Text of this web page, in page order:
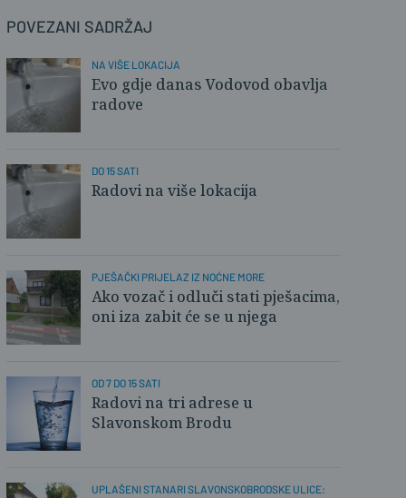
POVEZANI SADRŽAJ
NA VIŠE LOKACIJA
Evo gdje danas Vodovod obavlja
radove
DO 15 SATI
Radovi na više lokacija
PJEŠAČKI PRIJELAZ IZ NOĆNE MORE
Ako vozač i odluči stati pješacima,
oni iza zabit će se u njega
OD 7 DO 15 SATI
Radovi na tri adrese u
Slavonskom Brodu
UPLAŠENI STANARI SLAVONSKOBRODSKE ULICE: